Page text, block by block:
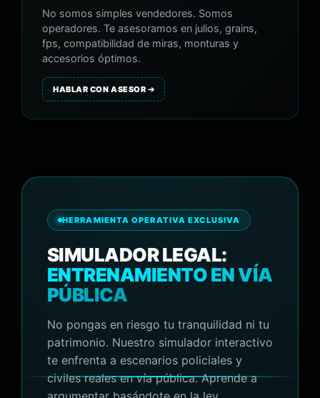
No somos simples vendedores. Somos
operadores. Te asesoramos en julios, grains,
fps, compatibilidad de miras, monturas y
accesorios óptimos.
HABLAR CON ASESOR ➔
HERRAMIENTA OPERATIVA EXCLUSIVA
SIMULADOR LEGAL:
ENTRENAMIENTO EN VÍA
PÚBLICA
No pongas en riesgo tu tranquilidad ni tu
patrimonio. Nuestro simulador interactivo
te enfrenta a escenarios policiales y
civiles reales en vía pública. Aprende a